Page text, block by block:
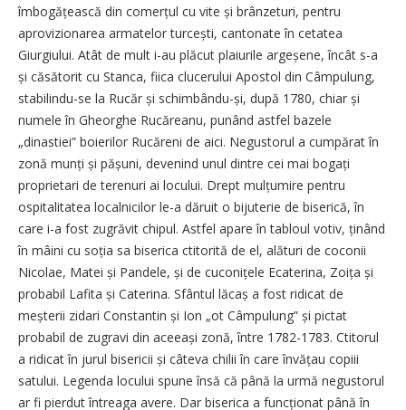
îmbogățească din comerțul cu vite și brânzeturi, pentru
aprovizionarea armatelor turcești, cantonate în cetatea
Giurgiului. Atât de mult i-au plăcut plaiurile argeșene, încât s-a
și căsătorit cu Stanca, fiica clucerului Apostol din Câmpulung,
stabilindu-se la Rucăr și schimbându-și, după 1780, chiar și
numele în Gheorghe Rucăreanu, punând astfel bazele
„dinastiei” boierilor Rucăreni de aici. Negustorul a cumpărat în
zonă munți și pășuni, devenind unul dintre cei mai bogați
proprietari de terenuri ai locului. Drept mulțumire pentru
ospitalitatea localnicilor le-a dăruit o bijuterie de biserică, în
care i-a fost zugrăvit chipul. Astfel apare în tabloul votiv, ținând
în mâini cu soția sa biserica ctitorită de el, alături de coconii
Nicolae, Matei și Pandele, și de cuconițele Ecaterina, Zoița și
probabil Lafita și Caterina. Sfântul lăcaș a fost ridicat de
meșterii zidari Constantin și Ion „ot Câmpulung” și pictat
probabil de zugravi din aceeași zonă, între 1782-1783. Ctitorul
a ridicat în jurul bisericii și câteva chilii în care învățau copiii
satului. Legenda locului spune însă că până la urmă negustorul
ar fi pierdut întreaga avere. Dar biserica a funcționat până în